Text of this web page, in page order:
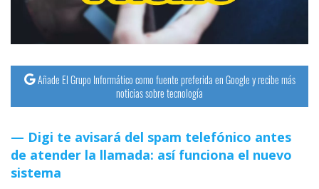
Añade El Grupo Informático como fuente preferida en Google y recibe más
noticias sobre tecnología
Digi te avisará del spam telefónico antes
de atender la llamada: así funciona el nuevo
sistema